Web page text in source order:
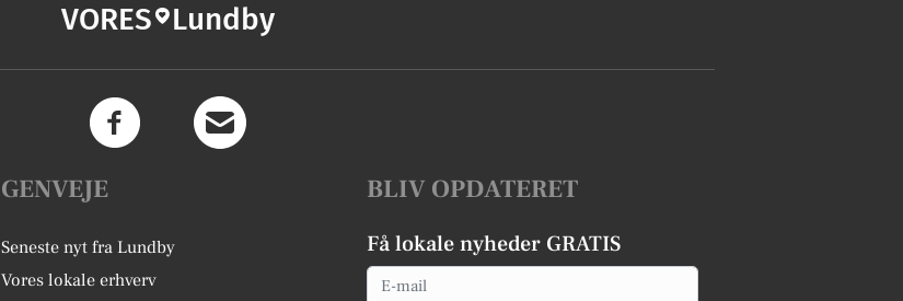
VORES Lundby
GENVEJE
Seneste nyt fra Lundby
Vores lokale erhverv
BLIV OPDATERET
Få lokale nyheder GRATIS
Email